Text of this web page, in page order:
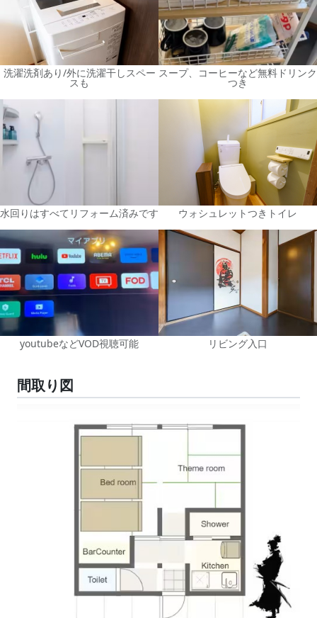
洗濯洗剤あり/外に洗濯干しスペー
スも
スープ、コーヒーなど無料ドリンク
つき
水回りはすべてリフォーム済みです ウォシュレットつきトイレ
youtubeなどVOD視聴可能 リビング入口
間取り図